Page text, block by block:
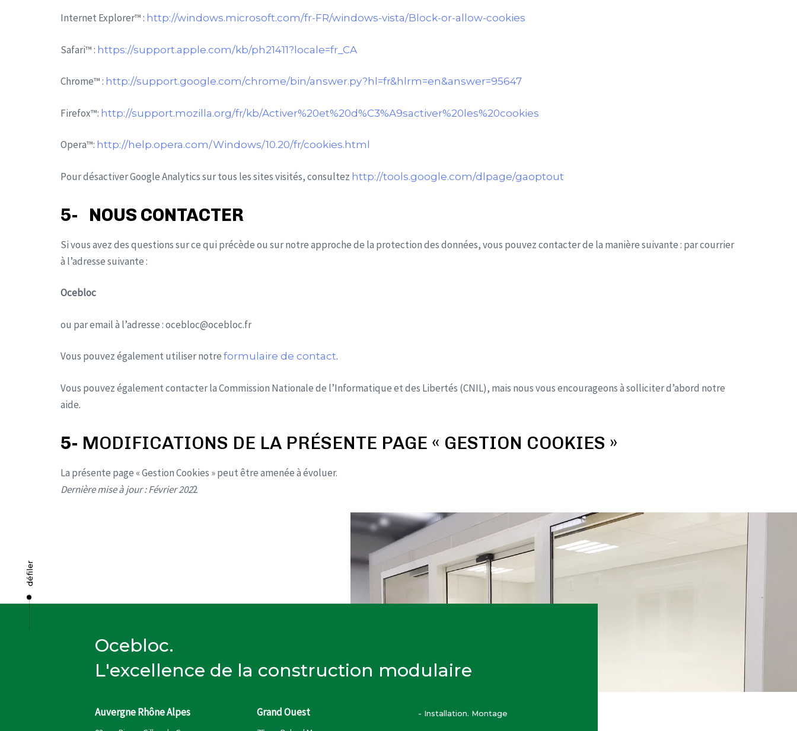
défiler
Internet Explorer™ : http://windows.microsoft.com/fr-FR/windows-vista/Block-or-allow-cookies
Safari™ : https://support.apple.com/kb/ph21411?locale=fr_CA
Chrome™ : http://support.google.com/chrome/bin/answer.py?hl=fr&hlrm=en&answer=95647
Firefox™: http://support.mozilla.org/fr/kb/Activer%20et%20d%C3%A9sactiver%20les%20cookies
Opera™: http://help.opera.com/Windows/10.20/fr/cookies.html
Pour désactiver Google Analytics sur tous les sites visités, consultez http://tools.google.com/dlpage/gaoptout
5- NOUS CONTACTER
Si vous avez des questions sur ce qui précède ou sur notre approche de la protection des données, vous pouvez contacter de la manière suivante : par courrier
à l’adresse suivante :
Ocebloc
ou par email à l’adresse : ocebloc@ocebloc.fr
Vous pouvez également utiliser notre formulaire de contact.
Vous pouvez également contacter la Commission Nationale de l’Informatique et des Libertés (CNIL), mais nous vous encourageons à solliciter d’abord notre
aide.
5- MODIFICATIONS DE LA PRÉSENTE PAGE « GESTION COOKIES »
La présente page « Gestion Cookies » peut être amenée à évoluer.
Dernière mise à jour : Février 2022
Ocebloc.
L'excellence de la construction modulaire
Auvergne Rhône Alpes Grand Ouest - Installation. Montage